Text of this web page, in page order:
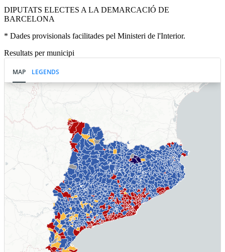
DIPUTATS ELECTES A LA DEMARCACIÓ DE
BARCELONA
* Dades provisionals facilitades pel Ministeri de l'Interior.
Resultats per municipi